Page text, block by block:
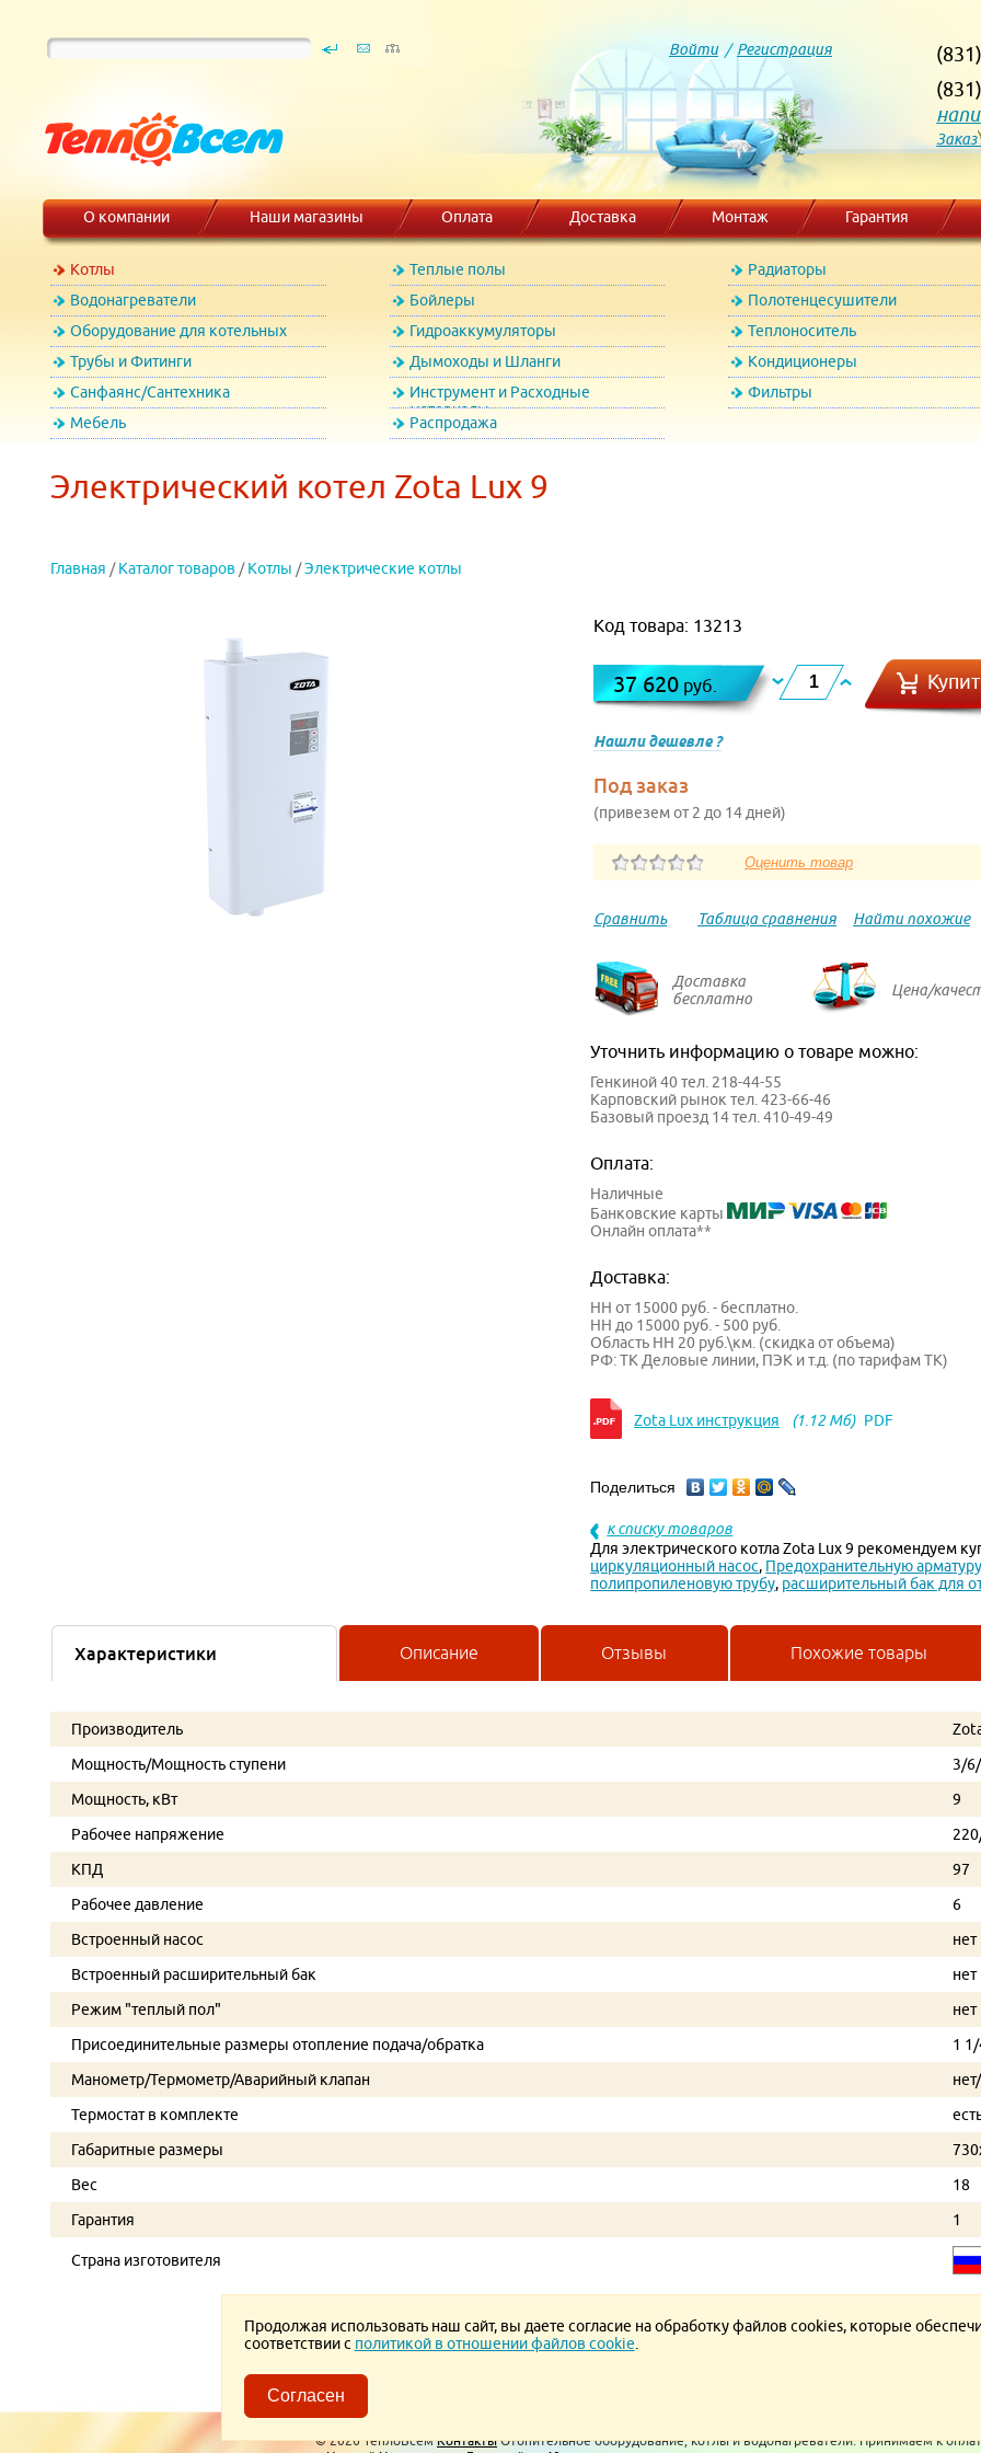
Войти/ Регистрация
Заказ
О компании Наши магазины Оплата Доставка Монтаж Гарантия
Котлы Теплые полы
Радиаторы
Водонагреватели
Бойлеры
Полотенцесушители
Оборудование для котельных
Гидроаккумуляторы
Теплоноситель
Трубы и Фитинги
Дымоходы и Шланги
Кондиционеры
Санфаянс/Сантехника
Инструмент и Расходные
материалы
Фильтры
Мебель
Распродажа
Электрический котел Zota Lux 9
Главная / Каталог товаров / Котлы /Электрические котлы
Код товара: 13213
37 620 руб.
Нашли дешевле ?
Под заказ
(привезем от 2 до 14 дней)
Сравнить Таблица сравнения Найти похожие
Доставка
бесплатно
Цена/
Уточнить информацию о товаре можно:
Генкиной 40 тел. 218-44-55
Карповский рынок тел. 423-66-46
Базовый проезд 14 тел. 410-49-49
Оплата:
Наличные
Банковские карты
Онлайн оплата**
Доставка:
НН от 15000 руб. - бесплатно.
НН до 15000 руб. - 500 руб.
Область НН 20 руб.\км. (скидка от объема)
РФ: ТК Деловые линии, ПЭК и т.д. (по тарифам ТК)
Zota Lux инструкция (1.12 Мб) PDF
Поделиться
к списку товаров
Для электрического котла Zota Lux 9 рекомендуем
циркуляционный насос, Предохранительную
полипропиленовую трубу, расширительный бак для
Характеристики Описание Отзывы Похожие товары
Производитель
Мощность/Мощность ступени
3/
Мощность, кВт
9
Рабочее напряжение
КПД
97
Рабочее давление
6
Встроенный насос
нет
Встроенный расширительный бак
нет
Режим "теплый пол"
нет
Присоединительные размеры отопление подача/обратка
1
Манометр/Термометр/Аварийный клапан
Термостат в комплекте
Габаритные размеры
Вес
18
Гарантия
1
Страна изготовителя
Пользовательское соглашение.
© 2026 ТеплоВсемКонтактыОтопительное оборудование, котлы и водонагреватели. Принимаем к
Продолжая использовать наш сайт, вы даете согласие на обработку файлов cookies, которые
соответствии с политикой в отношении файлов cookie
Согласен